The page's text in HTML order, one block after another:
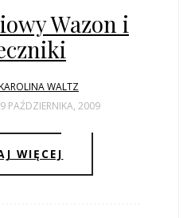
Wazon i
WALTZ
PAŹDZIERNIKA, 2009
WIĘCEJ